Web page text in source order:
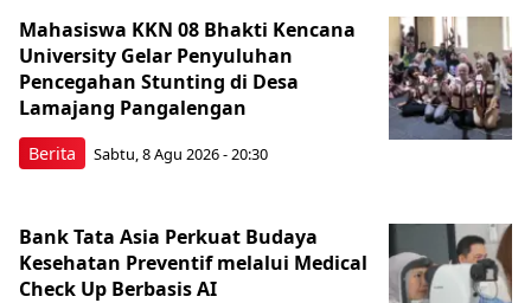
Berita
Mahasiswa KKN 08 Bhakti Kencana
University Gelar Penyuluhan
Pencegahan Stunting di Desa
Lamajang Pangalengan
Sabtu, 8 Agu 2026 - 20:30
Bank Tata Asia Perkuat Budaya
Kesehatan Preventif melalui Medical
Check Up Berbasis AI